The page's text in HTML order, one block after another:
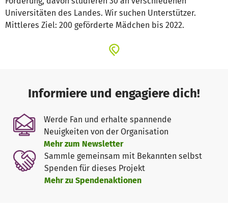
Universitäten des Landes. Wir suchen Unterstützer.
Mittleres Ziel: 200 geförderte Mädchen bis 2022.
Informiere und engagiere dich!
Werde Fan und erhalte spannende
Neuigkeiten von der Organisation
Mehr zum Newsletter
Sammle gemeinsam mit Bekannten selbst
Spenden für dieses Projekt
Mehr zu Spendenaktionen